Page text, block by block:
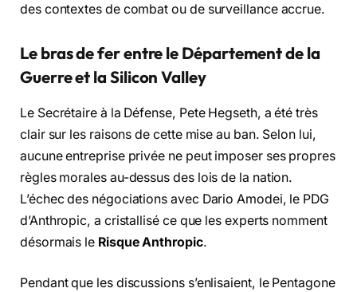
des contextes de combat ou de surveillance accrue.
Le bras de fer entre le Département de la
Guerre et la Silicon Valley
Le Secrétaire à la Défense, Pete Hegseth, a été très
clair sur les raisons de cette mise au ban. Selon lui,
aucune entreprise privée ne peut imposer ses propres
règles morales au-dessus des lois de la nation.
L’échec des négociations avec Dario Amodei, le PDG
d’Anthropic, a cristallisé ce que les experts nomment
désormais le Risque Anthropic.
Pendant que les discussions s’enlisaient, le Pentagone